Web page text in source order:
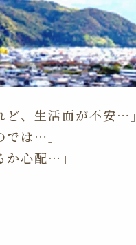
ど、生活面が不安…」
では…」
か心配…」